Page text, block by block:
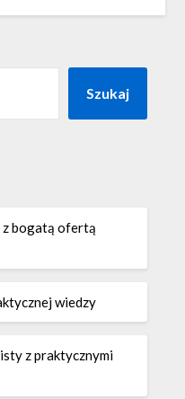
Szukaj
bogatą ofertą
wiedzy
z praktycznymi